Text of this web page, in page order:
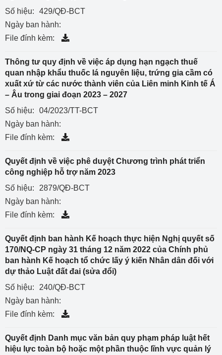
Số hiệu:
429/QĐ-BCT
Ngày ban hành:
File đính kèm:
Thông tư quy định về việc áp dụng hạn ngạch thuế
quan nhập khẩu thuốc lá nguyên liệu, trứng gia cầm có
xuất xứ từ các nước thành viên của Liên minh Kinh tế Á
– Âu trong giai đoạn 2023 – 2027
Số hiệu:
04/2023/TT-BCT
Ngày ban hành:
File đính kèm:
Quyết định về việc phê duyệt Chương trình phát triển
công nghiệp hỗ trợ năm 2023
Số hiệu:
2879/QĐ-BCT
Ngày ban hành:
File đính kèm:
Quyết định ban hành Kế hoạch thực hiện Nghị quyết số
170/NQ-CP ngày 31 tháng 12 năm 2022 của Chính phủ
ban hành Kế hoạch tổ chức lấy ý kiến Nhân dân đối với
dự thảo Luật đất đai (sửa đổi)
Số hiệu:
240/QĐ-BCT
Ngày ban hành:
File đính kèm:
Quyết định Danh mục văn bản quy phạm pháp luật hết
hiệu lực toàn bộ hoặc một phần thuộc lĩnh vực quản lý